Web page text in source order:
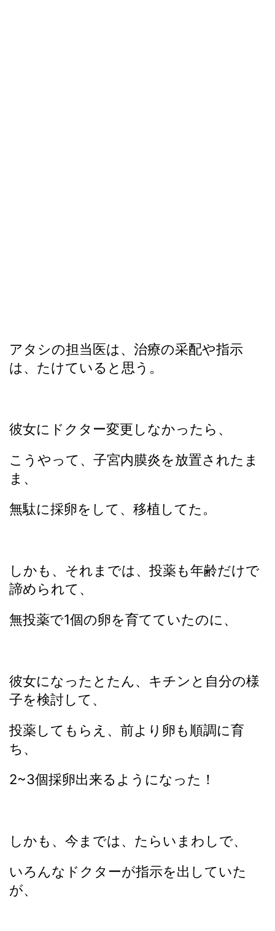
アタシの担当医は、治療の采配や指示
は、たけていると思う。
彼女にドクター変更しなかったら、
こうやって、子宮内膜炎を放置されたま
ま、
無駄に採卵をして、移植してた。
しかも、それまでは、投薬も年齢だけで
諦められて、
無投薬で1個の卵を育てていたのに、
彼女になったとたん、キチンと自分の様
子を検討して、
投薬してもらえ、前より卵も順調に育
ち、
2~3個採卵出来るようになった！
しかも、今までは、たらいまわしで、
いろんなドクターが指示を出していた
が、